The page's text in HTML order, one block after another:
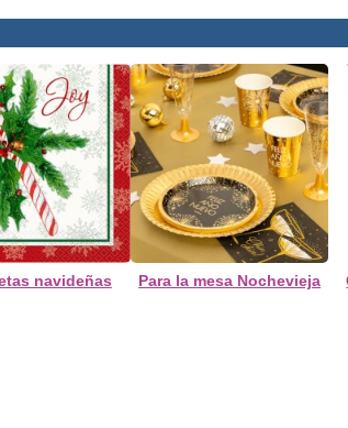
navideñas Para la mesa Nochevieja